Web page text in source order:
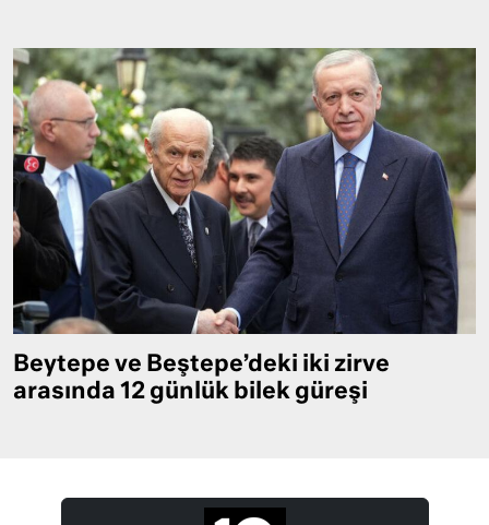
Beytepe ve Beştepe’deki iki zirve
arasında 12 günlük bilek güreşi